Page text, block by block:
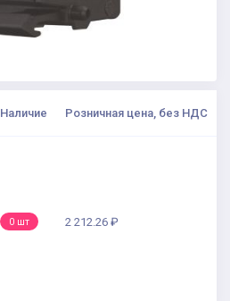
Наличие Розничная цена, без НДС
0 шт 2 212.26 ₽